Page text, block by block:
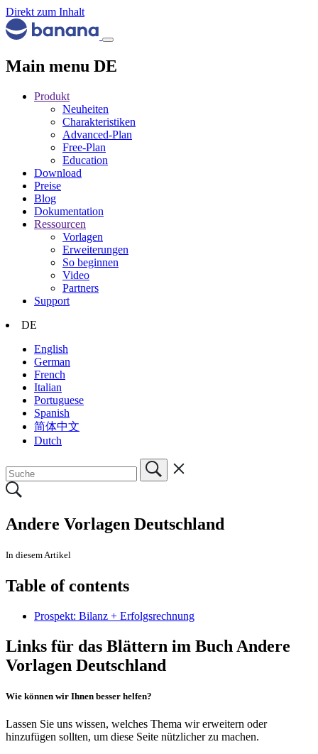
Direkt zum Inhalt
Main menu DE
Produkt
Neuheiten
Charakteristiken
Advanced-Plan
Free-Plan
Education
Download
Preise
Blog
Dokumentation
Ressourcen
Vorlagen
Erweiterungen
So beginnen
Video
Partners
Support
DE
English
German
French
Italian
Portuguese
Spanish
简体中文
Dutch
Andere Vorlagen Deutschland
In diesem Artikel
Table of contents
Prospekt: Bilanz + Erfolgsrechnung
Links für das Blättern im Buch Andere
Vorlagen Deutschland
Wie können wir Ihnen besser helfen?
Lassen Sie uns wissen, welches Thema wir erweitern oder
hinzufügen sollten, um diese Seite nützlicher zu machen.